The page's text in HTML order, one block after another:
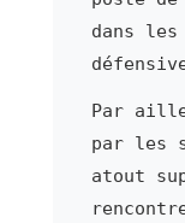
dans les
Par
par les
atout